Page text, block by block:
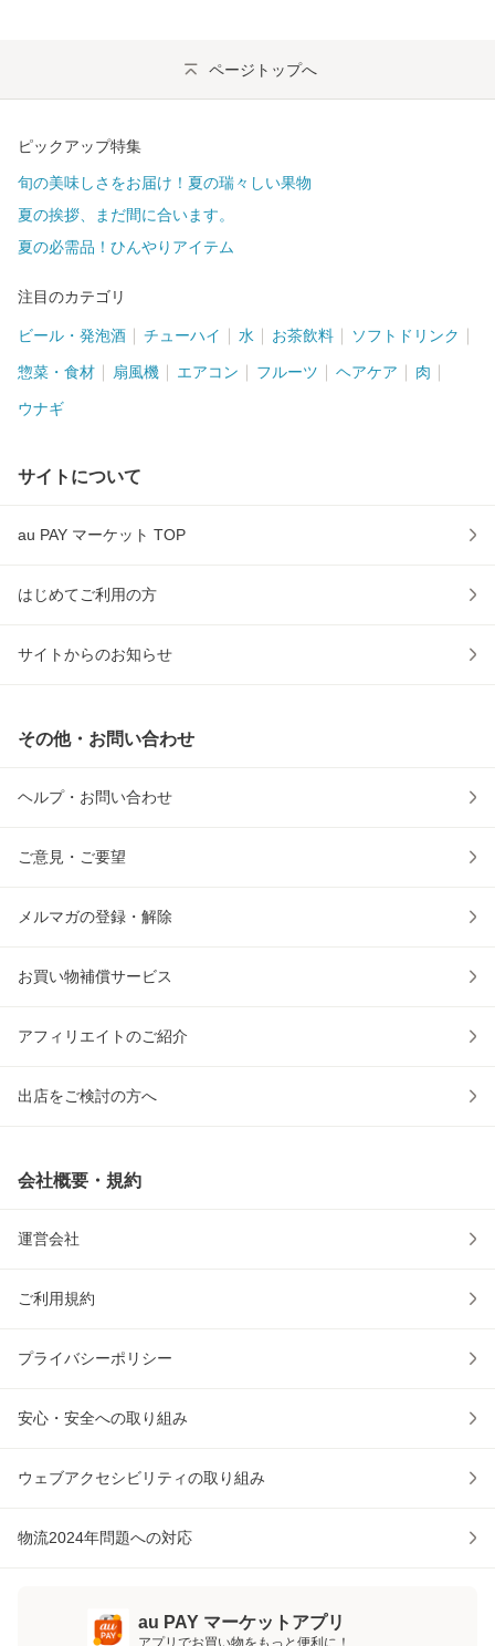
ページトップへ
ピックアップ特集
旬の美味しさをお届け！夏の瑞々しい果物
夏の挨拶、まだ間に合います。
夏の必需品！ひんやりアイテム
注目のカテゴリ
ビール・発泡酒 チューハイ 水 お茶飲料 ソフトドリンク
惣菜・食材 扇風機 エアコン フルーツ ヘアケア 肉
ウナギ
サイトについて
au PAY マーケット TOP
はじめてご利用の方
サイトからのお知らせ
その他・お問い合わせ
ヘルプ・お問い合わせ
ご意見・ご要望
メルマガの登録・解除
お買い物補償サービス
アフィリエイトのご紹介
出店をご検討の方へ
会社概要・規約
運営会社
ご利用規約
プライバシーポリシー
安心・安全への取り組み
ウェブアクセシビリティの取り組み
物流2024年問題への対応
au PAY マーケットアプリ
アプリでお買い物をもっと便利に！